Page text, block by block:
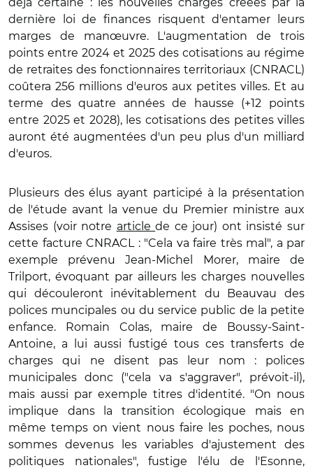
dernière loi de finances risquent d'entamer leurs
marges de manœuvre. L'augmentation de trois
points entre 2024 et 2025 des cotisations au régime
de retraites des fonctionnaires territoriaux (CNRACL)
coûtera 256 millions d'euros aux petites villes. Et au
terme des quatre années de hausse (+12 points
entre 2025 et 2028), les cotisations des petites villes
auront été augmentées d'un peu plus d'un milliard
d'euros.
Plusieurs des élus ayant participé à la présentation
de l'étude avant la venue du Premier ministre aux
Assises (voir notre articlede ce jour) ont insisté sur
cette facture CNRACL : "Cela va faire très mal", a par
exemple prévenu Jean-Michel Morer, maire de
Trilport, évoquant par ailleurs les charges nouvelles
qui découleront inévitablement du Beauvau des
polices muncipales ou du service public de la petite
enfance. Romain Colas, maire de Boussy-Saint-
Antoine, a lui aussi fustigé tous ces transferts de
charges qui ne disent pas leur nom : polices
municipales donc ("cela va s'aggraver", prévoit-il),
mais aussi par exemple titres d'identité. "On nous
implique dans la transition écologique mais en
même temps on vient nous faire les poches, nous
sommes devenus les variables d'ajustement des
politiques nationales", fustige l'élu de l'Esonne,